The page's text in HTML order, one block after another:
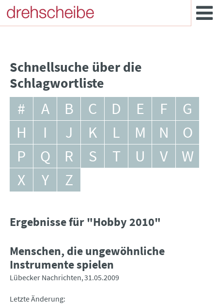
Schnellsuche über die
Schlagwortliste
# A B C D E F
G
H
I J K L M N
O
P
Q R S T U V
W
X
Y Z
Ergebnisse für "Hobby 2010"
Menschen, die ungewöhnliche
Instrumente spielen
Lübecker Nachrichten 31.05.2009
Letzte Änderung